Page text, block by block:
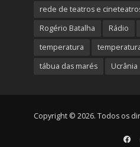
rede de teatros e
Rogério Batalha
Rádio
temperatura
tábua das marés
Ucrânia
Copyright © 2026. Todos os